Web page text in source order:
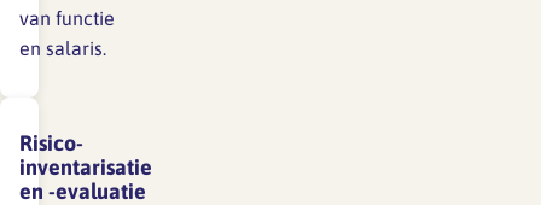
van functie
en salaris.
Risico-
inventarisatie
en -evaluatie